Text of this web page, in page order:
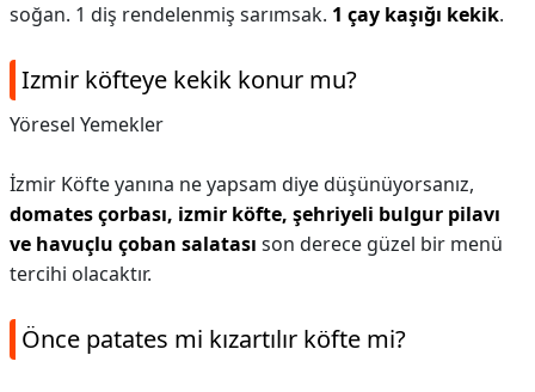
soğan. 1 diş rendelenmiş sarımsak. 1 çay kaşığı kekik.
Izmir köfteye kekik konur mu?
Yöresel Yemekler
İzmir Köfte yanına ne yapsam diye düşünüyorsanız,
domates çorbası, izmir köfte, şehriyeli bulgur pilavı
ve havuçlu çoban salatası son derece güzel bir menü
tercihi olacaktır.
Önce patates mi kızartılır köfte mi?